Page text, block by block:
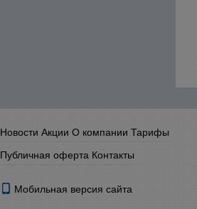
Новости Акции О компании Тарифы
Публичная оферта Контакты
Мобильная версия сайта